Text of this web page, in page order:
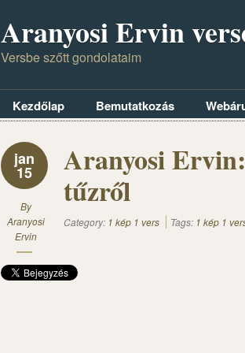
Aranyosi Ervin
Versbe szőtt gondolataim
Kezdőlap Bemutatkozás
jan
15
By
Aranyosi
Ervin
Aranyosi
tűzről
Category: 1 kép 1 vers Tags: 1 kép 1